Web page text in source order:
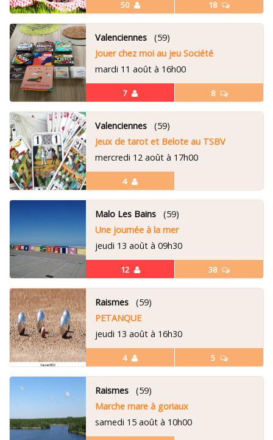
50 18
7 8
Valenciennes(59)
Jouer chez moi au jeu Société
mardi 11 août à 16h00
4
Valenciennes(59)
Jeux de tarot et Belote au TSBV
mercredi 12 août à 17h00
12 38
Malo Les Bains(59)
Une journée à la mer
jeudi 13 août à 09h30
4 5
Raismes(59)
PETANQUE
jeudi 13 août à 16h30
Raismes(59)
Marche mare à goriaux
samedi 15 août à 10h00